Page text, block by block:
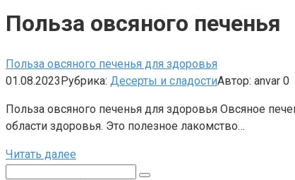
Польза овсяного печенья
Польза овсяного печенья для здоровья
01.08.2023Рубрика: Десерты и сладостиАвтор: anvar 0
Польза овсяного печенья для здоровья Овсяное
области здоровья. Это полезное лакомство…
Читать далее